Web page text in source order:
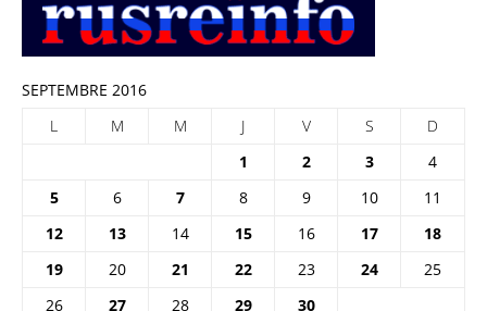
SEPTEMBRE 2016
L
M M J V S
D
1
2 3
4
5
6 7 8 9 10
11
12
13 14 15 16 17
18
19
20 21 22 23 24
25
26
27 28 29 30